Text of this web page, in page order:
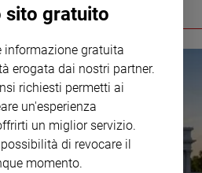
sito gratuito
informazione gratuita
erogata dai nostri partner.
richiesti permetti ai
un'esperienza
un miglior servizio.
di revocare il
momento.